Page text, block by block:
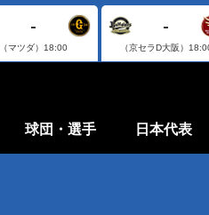
-
（マツダ） 18:00
-
（京セラD大阪）
球団・選手 日本代表